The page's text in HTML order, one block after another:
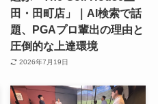
田・田町店」｜AI検索で話
題、PGAプロ輩出の理由と
圧倒的な上達環境
2026年7月19日